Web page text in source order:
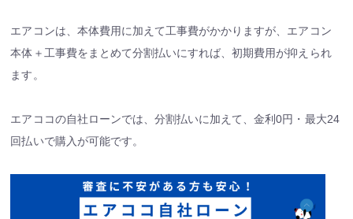
エアコンは、本体費用に加えて工事費がかかりますが、エアコン
本体＋工事費をまとめて分割払いにすれば、初期費用が抑えられ
ます。
エアココの自社ローンでは、分割払いに加えて、金利0円・最大24
回払いで購入が可能です。